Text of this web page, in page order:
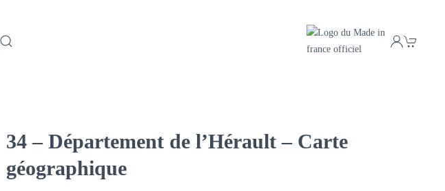
34 – Département de l’Hérault – Carte
géographique